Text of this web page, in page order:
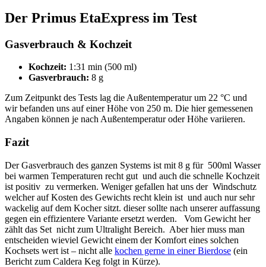
Der Primus EtaExpress im Test
Gasverbrauch & Kochzeit
Kochzeit: 1:31 min (500 ml)
Gasverbrauch: 8 g
Zum Zeitpunkt des Tests lag die Außentemperatur um 22 °C und
wir befanden uns auf einer Höhe von 250 m. Die hier gemessenen
Angaben können je nach Außentemperatur oder Höhe variieren.
Fazit
Der Gasverbrauch des ganzen Systems ist mit 8 g für 500ml Wasser
bei warmen Temperaturen recht gut und auch die schnelle Kochzeit
ist positiv zu vermerken. Weniger gefallen hat uns der Windschutz
welcher auf Kosten des Gewichts recht klein ist und auch nur sehr
wackelig auf dem Kocher sitzt. dieser sollte nach unserer auffassung
gegen ein effizientere Variante ersetzt werden. Vom Gewicht her
zählt das Set nicht zum Ultralight Bereich. Aber hier muss man
entscheiden wieviel Gewicht einem der Komfort eines solchen
Kochsets wert ist – nicht alle kochen gerne in einer Bierdose (ein
Bericht zum Caldera Keg folgt in Kürze).